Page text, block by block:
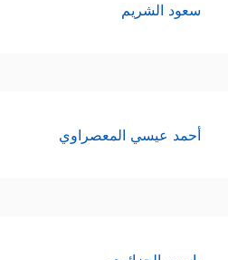
سعود الشريم
أحمد عيسي المعصراوي